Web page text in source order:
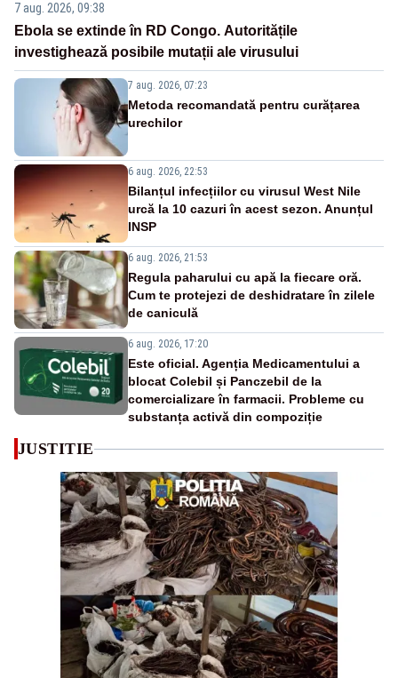
7 aug. 2026, 09:38
Ebola se extinde în RD Congo. Autoritățile
investighează posibile mutații ale virusului
7 aug. 2026, 07:23
Metoda recomandată pentru curățarea
urechilor
6 aug. 2026, 22:53
Bilanțul infecțiilor cu virusul West Nile
urcă la 10 cazuri în acest sezon. Anunțul
INSP
6 aug. 2026, 21:53
Regula paharului cu apă la fiecare oră.
Cum te protejezi de deshidratare în zilele
de caniculă
6 aug. 2026, 17:20
Este oficial. Agenția Medicamentului a
blocat Colebil și Panczebil de la
comercializare în farmacii. Probleme cu
substanța activă din compoziție
JUSTITIE